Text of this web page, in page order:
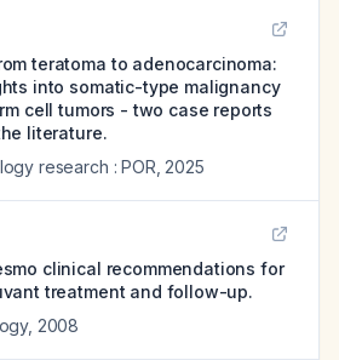
teratoma to adenocarcinoma:
into somatic-type malignancy
cell tumors - two case reports
literature.
research : POR 2025
clinical recommendations for
treatment and follow-up.
, 2008